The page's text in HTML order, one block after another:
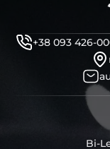
+38 093 426-
Bi-